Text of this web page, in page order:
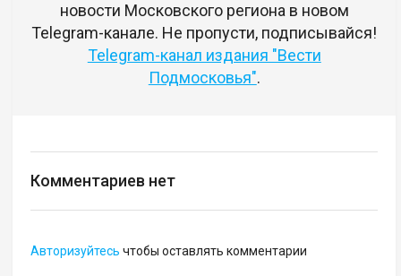
новости Московского региона в новом
Telegram-канале. Не пропусти, подписывайся!
Telegram-канал издания "Вести
Подмосковья".
Комментариев нет
Авторизуйтесь чтобы оставлять комментарии